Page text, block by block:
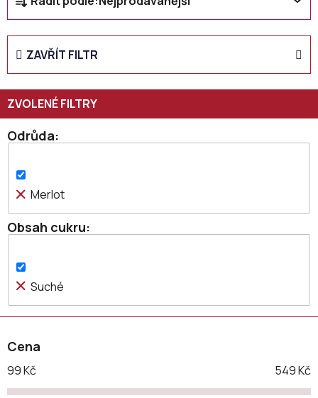
a
z
n
í
p
r
o
u
t
ů
ZAVŘÍT FILTR
Odrůda
Merlot
Obsah cukru
Suché
Cena
99Kč 549Kč